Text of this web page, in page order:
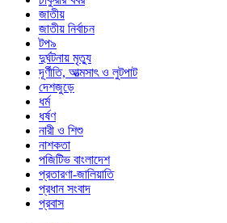
জাতীয়
জাতীয় নির্বাচন
টপ৯
দুর্ঘটনায় মৃত্যু
দূর্ণীতি, আত্মসাৎ ও লুটপাট
দেশজুড়ে
ধর্ম
ধর্ষণ
নারী ও শিশু
নাশকতা
পজিটিভ বাংলাদেশ
প্রতারণা-জালিয়াতি
প্রধান সংবাদ
প্রবাস